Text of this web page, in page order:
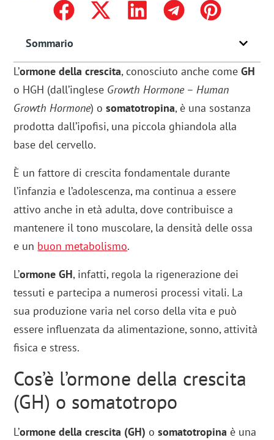
Sommario
L’ormone della crescita, conosciuto anche comeGH
o HGH (dall’inglese Growth Hormone–Human
Growth Hormone) osomatotropina, è una sostanza
prodotta dall’ipofisi, una piccola ghiandola alla
base del cervello.
È un fattore di crescita fondamentale durante
l’infanzia e l’adolescenza, ma continua a essere
attivo anche in età adulta, dove contribuisce a
mantenere il tono muscolare, la densità delle ossa
e un buon metabolismo.
L’ormone GH, infatti, regola la rigenerazione dei
tessuti e partecipa a numerosi processi vitali. La
sua produzione varia nel corso della vita e può
essere influenzata da alimentazione, sonno, attività
fisica e stress.
Cos’è l’ormone della crescita
(GH) o somatotropo
L’ormone della crescita (GH) osomatotropina è una